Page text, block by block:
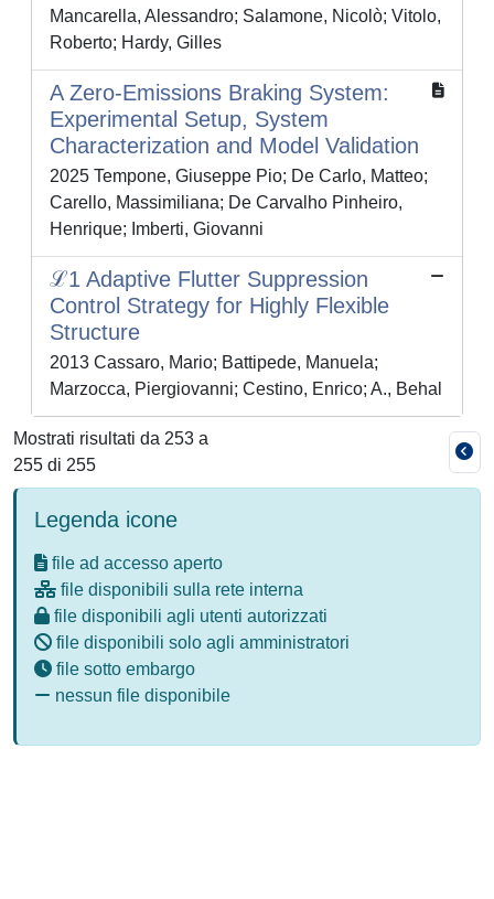
Mancarella, Alessandro; Salamone, Nicolò; Vitolo,
Roberto; Hardy, Gilles
A Zero-Emissions Braking System:
Experimental Setup, System
Characterization and Model Validation
2025 Tempone, Giuseppe Pio; De Carlo, Matteo;
Carello, Massimiliana; De Carvalho Pinheiro,
Henrique; Imberti, Giovanni
ℒ1 Adaptive Flutter Suppression
Control Strategy for Highly Flexible
Structure
2013 Cassaro, Mario; Battipede, Manuela;
Marzocca, Piergiovanni; Cestino, Enrico; A., Behal
Mostrati risultati da 253 a
255 di 255
Legenda icone
file ad accesso aperto
file disponibili sulla rete interna
file disponibili agli utenti autorizzati
file disponibili solo agli amministratori
file sotto embargo
nessun file disponibile